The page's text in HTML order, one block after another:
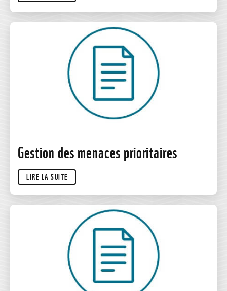
Gestion des menaces prioritaires
LIRE LA SUITE